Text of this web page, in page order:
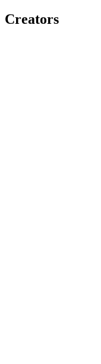
Creators